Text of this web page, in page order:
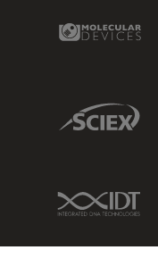
Sciex Link
IDT Link